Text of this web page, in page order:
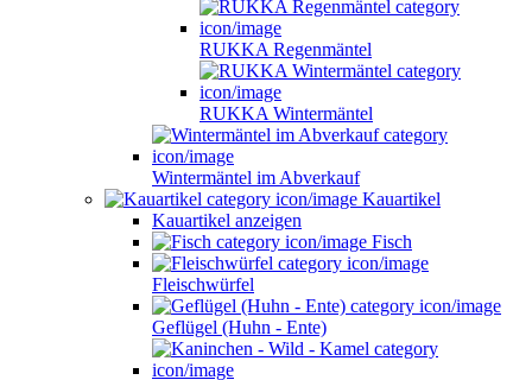
RUKKA Regenmäntel
RUKKA Wintermäntel
Wintermäntel im Abverkauf
Kauartikel
Kauartikel anzeigen
Fisch
Fleischwürfel
Geflügel (Huhn - Ente)